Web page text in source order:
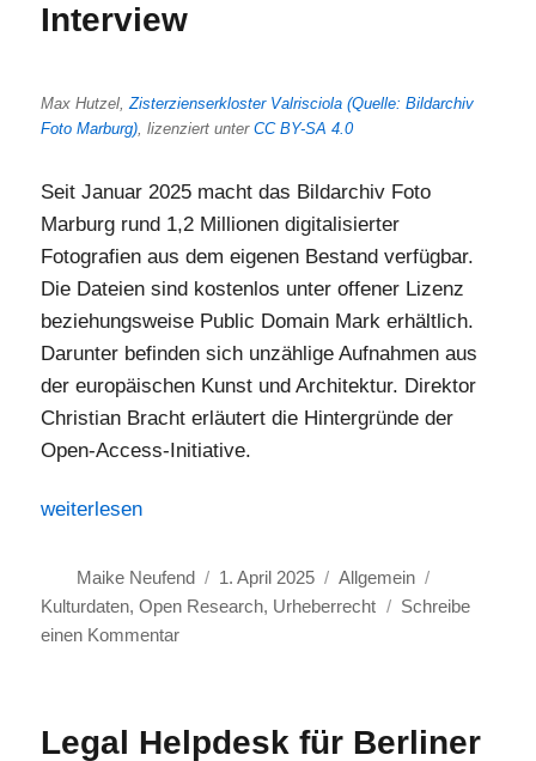
9.2.26)
Interview
Max Hutzel,Zisterzienserkloster Valrisciola (Quelle: Bildarchiv
Foto Marburg) , lizenziert unterCC BY-SA 4.0
Seit Januar 2025 macht das Bildarchiv Foto
Marburg rund 1,2 Millionen digitalisierter
Fotografien aus dem eigenen Bestand verfügbar.
Die Dateien sind kostenlos unter offener Lizenz
beziehungsweise Public Domain Mark erhältlich.
Darunter befinden sich unzählige Aufnahmen aus
der europäischen Kunst und Architektur. Direktor
Christian Bracht erläutert die Hintergründe der
Open-Access-Initiative.
„Open-Access-Initiative beim Bildarchiv Foto
weiterlesen
Autor
Maike Neufend
Veröffentlicht
am
1. April 2025 Kategorien
Allgemein
Kulturdaten,Open Research, Urheberrecht
Schreibe
einen Kommentarzu
beim
Legal Helpdesk für Berliner